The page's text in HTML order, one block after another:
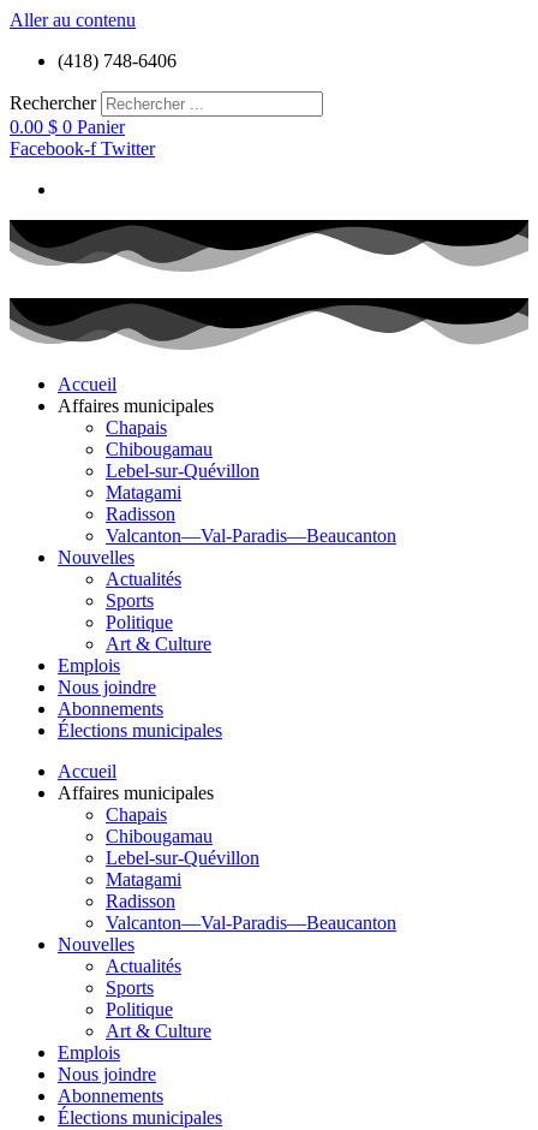
Aller au contenu
(418) 748-6406
Rechercher
0.00 $ 0 Panier
Facebook-f Twitter
Accueil
Affaires municipales
Chapais
Chibougamau
Lebel-sur-Quévillon
Matagami
Radisson
Valcanton—Val-Paradis—Beaucanton
Nouvelles
Actualités
Sports
Politique
Art & Culture
Emplois
Nous joindre
Abonnements
Élections municipales
Accueil
Affaires municipales
Chapais
Chibougamau
Lebel-sur-Quévillon
Matagami
Radisson
Valcanton—Val-Paradis—Beaucanton
Nouvelles
Actualités
Sports
Politique
Art & Culture
Emplois
Nous joindre
Abonnements
Élections municipales